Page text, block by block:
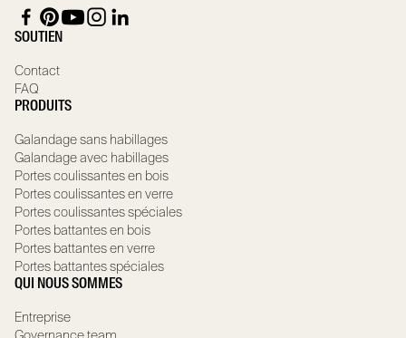
SOUTIEN
Contact
FAQ
PRODUITS
Galandage sans habillages
Galandage avec habillages
Portes coulissantes en bois
Portes coulissantes en verre
Portes coulissantes spéciales
Portes battantes en bois
Portes battantes en verre
Portes battantes spéciales
QUI NOUS SOMMES
Entreprise